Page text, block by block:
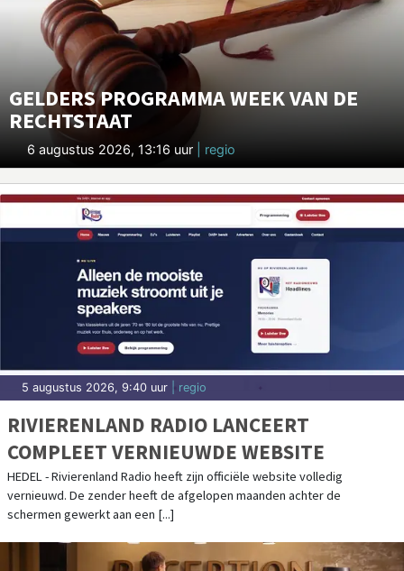
GELDERS PROGRAMMA WEEK VAN DE
RECHTSTAAT
6 augustus 2026, 13:16 uur | regio
5 augustus 2026, 9:40 uur | regio
RIVIERENLAND RADIO LANCEERT
COMPLEET VERNIEUWDE WEBSITE
HEDEL - Rivierenland Radio heeft zijn officiële website volledig
vernieuwd. De zender heeft de afgelopen maanden achter de
schermen gewerkt aan een [...]